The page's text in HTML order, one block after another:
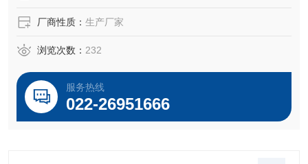
厂商性质： 生产厂家
浏览次数： 232
服务热线
022-26951666